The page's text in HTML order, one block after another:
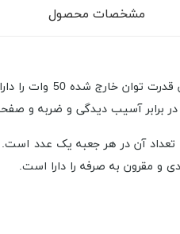
مشخصات محصول
و مقرون به صرفه را دارا است.